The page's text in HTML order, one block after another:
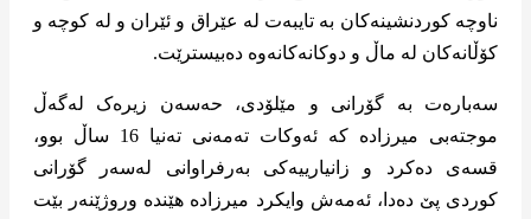
ناوچە کوردنشینەکان بە تایبەت لە عێراق و ئێران و لە کوچە و
کۆڵانەکان لە ماڵ و دوکانەکانەوە دەبیسترێت.
سەبارەت بە گۆرانی و مێلۆدی، حەسەن زیرەک لەگەڵ
موجتەبی میرزادە کە ئەوکات تەمەنی تەنیا 16 ساڵ بوو،
قسەی دەکرد و زانیارییەکی بەرفراوانی لەسەر گۆرانی
کوردی پێ دەدا، ئەمەش وایکرد میرزادە هێندە وروژێنەر بێت